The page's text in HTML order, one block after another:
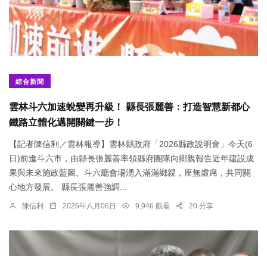
綜合新聞
雲林斗六加速蛻變再升級！ 縣長張麗善：打造智慧新都心
鐵路立體化邁開關鍵一步！
【記者陳信利／雲林報導】雲林縣政府「2026縣政說明會」今天(6
日)前進斗六市，由縣長張麗善率領縣府團隊向鄉親報告近年建設成
果與未來施政藍圖。斗六廳會場湧入滿滿鄉親，座無虛席，共同關
心地方發展。 縣長張麗善強調...
陳信利 2026年八月06日 9,946 觀看 20 分享